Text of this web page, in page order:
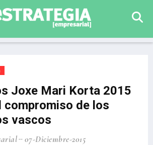
Joxe Mari Korta 2015
compromiso de los
vascos
07-Diciembre-2015